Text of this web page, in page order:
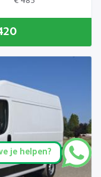
je helpen?